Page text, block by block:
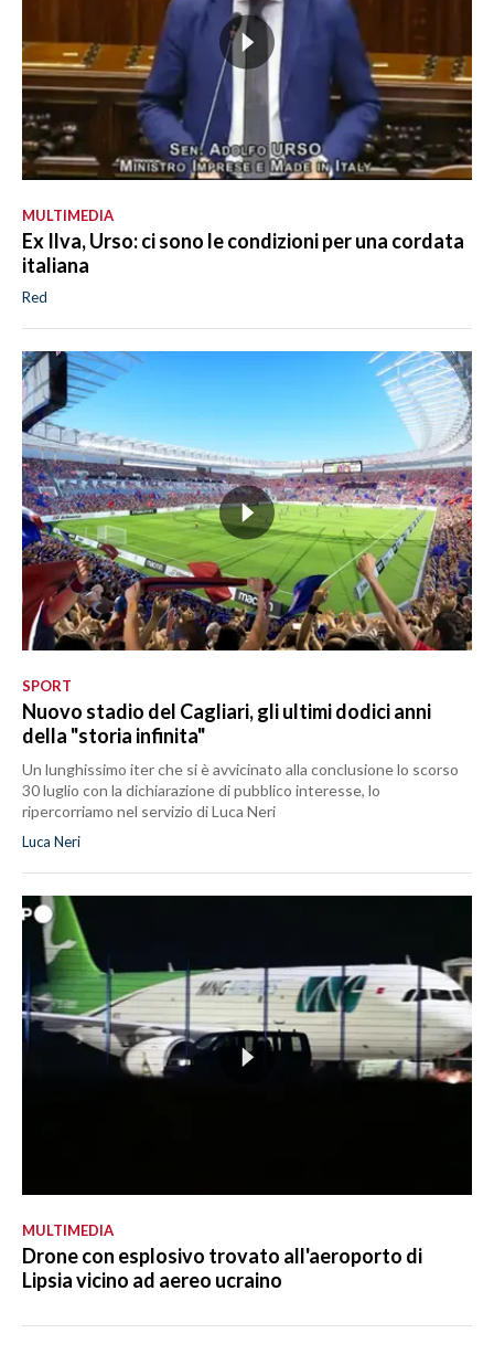
MULTIMEDIA
Ex Ilva, Urso: ci sono le condizioni per una cordata
italiana
Red
SPORT
Nuovo stadio del Cagliari, gli ultimi dodici anni
della "storia infinita"
Un lunghissimo iter che si è avvicinato alla conclusione lo scorso
30 luglio con la dichiarazione di pubblico interesse, lo
ripercorriamo nel servizio di Luca Neri
Luca Neri
MULTIMEDIA
Drone con esplosivo trovato all'aeroporto di
Lipsia vicino ad aereo ucraino